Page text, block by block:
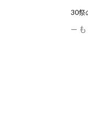
30祭
— も